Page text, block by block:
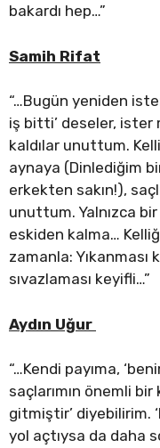
bakardı hep…”
Samih Rifat
“…Bugün yeniden
iş bitti’ deseler,
kaldılar unuttum.
aynaya (Dinlediğim
erkekten sakın!),
unuttum. Yalnızca
eskiden kalma…
zamanla: Yıkanması
sıvazlaması keyifli…”
Aydın Uğur
“…Kendi payıma,
saçlarımın önemli bir
gitmiştir’ diyebilirim.
yol açtıysa da daha